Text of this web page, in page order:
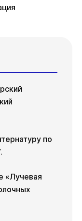
по
«Лучевая